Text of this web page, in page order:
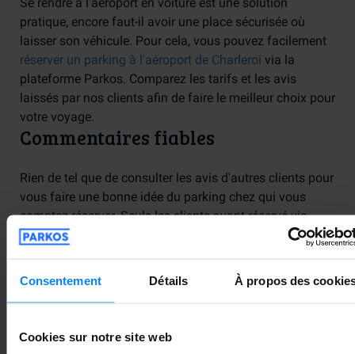
Consentement Détails À propos des
Cookies sur notre site web
pratique, encore faut-il avoir une place sécurisée où
laisser son véhicule. Pour cela, vous pouvez facilement
réserver un parking à l'aéroport de Charleroi via la
plateforme Parkos. Comparez les tarifs et les avis
laissés par nos clients afin de faire le meilleur choix pour
votre voyage.
Commentaires fiables
Rien de tel que de consulter les avis d'autres clients pour
vous faire une bonne idée du parking chez qui vous
comptez réserver. Seuls les clients ayant réservé via
notre plateforme Parkos sont invités à partager leur avis
de lire des commentaires authentiques et pertinents, ce
qui vous permet de faire un choix plus facilement.
consultez les avis. Premièrement, la date est très